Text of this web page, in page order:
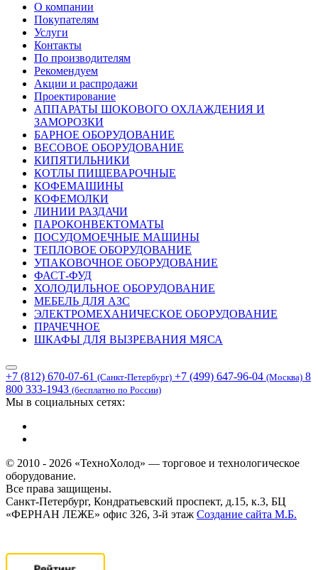
О компании
Покупателям
Услуги
Контакты
По производителям
Рекомендуем
Акции и распродажи
Проектирование
АППАРАТЫ ШОКОВОГО ОХЛАЖДЕНИЯ И
ЗАМОРОЗКИ
БАРНОЕ ОБОРУДОВАНИЕ
ВЕСОВОЕ ОБОРУДОВАНИЕ
КИПЯТИЛЬНИКИ
КОТЛЫ ПИЩЕВАРОЧНЫЕ
КОФЕМАШИНЫ
КОФЕМОЛКИ
ЛИНИИ РАЗДАЧИ
ПАРОКОНВЕКТОМАТЫ
ПОСУДОМОЕЧНЫЕ МАШИНЫ
ТЕПЛОВОЕ ОБОРУДОВАНИЕ
УПАКОВОЧНОЕ ОБОРУДОВАНИЕ
ФАСТ-ФУД
ХОЛОДИЛЬНОЕ ОБОРУДОВАНИЕ
МЕБЕЛЬ ДЛЯ АЗС
ЭЛЕКТРОМЕХАНИЧЕСКОЕ ОБОРУДОВАНИЕ
ПРАЧЕЧНОЕ
ШКАФЫ ДЛЯ ВЫЗРЕВАНИЯ МЯСА
+7 (812) 670-07-61 (Санкт-Петербург) +7 (499) 647-96-04 (Москва) 8
800 333-1943 (бесплатно по России)
Мы в социальных сетях:
© 2010 - 2026 «ТехноХолод» — торговое и технологическое
оборудование.
Все права защищены.
Санкт-Петербург, Кондратьевский проспект, д.15, к.3, БЦ
«ФЕРНАН ЛЕЖЕ» офис 326, 3-й этаж Создание сайта М.Б.